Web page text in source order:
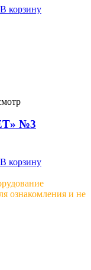
В корзину
№3
В корзину
ознакомления и не